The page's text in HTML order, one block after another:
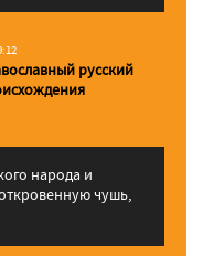
русский
народа и
чушь,